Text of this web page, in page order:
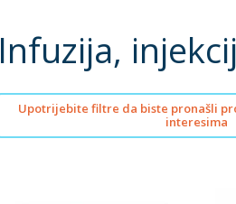
Infuzija,
Upotrijebite filtre da biste pronašli
interesima